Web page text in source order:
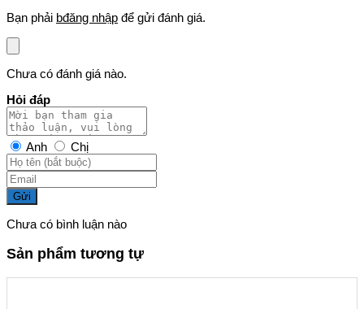
Bạn phải bđăng nhập để gửi đánh giá.
Chưa có đánh giá nào.
Hỏi đáp
Anh Chị
Gửi
Chưa có bình luận nào
Sản phẩm tương tự